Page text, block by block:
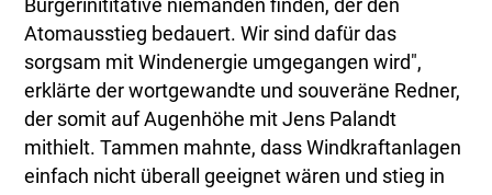
Bürgerinititative niemanden finden, der den
Atomausstieg bedauert. Wir sind dafür das
sorgsam mit Windenergie umgegangen wird",
erklärte der wortgewandte und souveräne Redner,
der somit auf Augenhöhe mit Jens Palandt
mithielt. Tammen mahnte, dass Windkraftanlagen
einfach nicht überall geeignet wären und stieg in